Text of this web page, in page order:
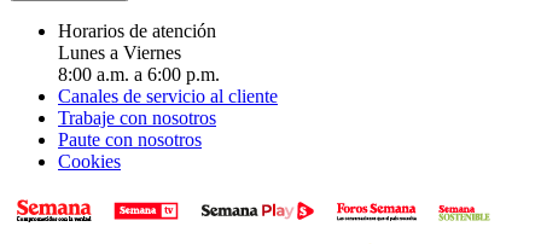
Horarios de atención
Lunes a Viernes
8:00 a.m. a 6:00 p.m.
Canales de servicio al cliente
Trabaje con nosotros
Paute con nosotros
Cookies